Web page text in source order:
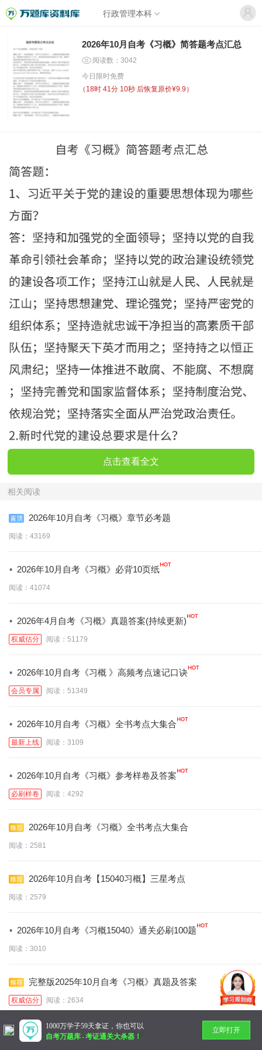
行政管理本科
2026年10月自考《习概》简答题考点汇总
阅读数：3042
今日限时免费
（ 18时 41分 10秒 后恢复原价¥9.9）
点击查看全文
相关阅读
2026年10月自考《习概》章节必考题
阅读：43169
· 2026年10月自考《习概》必背10页纸
阅读：41074
· 2026年4月自考《习概》真题答案(持续更新)
权威估分 阅读：51179
· 2026年10月自考《习概 》高频考点速记口诀
会员专属 阅读：51349
· 2026年10月自考《习概》全书考点大集合
最新上线 阅读：3109
· 2026年10月自考《习概》参考样卷及答案
必刷样卷 阅读：4292
2026年10月自考《习概》全书考点大集合
阅读：2581
2026年10月自考【15040习概】三星考点
阅读：2579
· 2026年10月自考《习概15040》通关必刷100题
阅读：3010
完整版2025年10月自考《习概》真题及答案
权威估分 阅读：2634
暂无更多
1000万学子59天拿证，你也可以
自考万题库-考证通关大杀器！
立即打开